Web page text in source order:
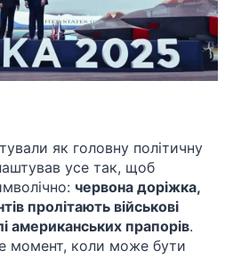
як головну політичну
усе так, щоб
червона доріжка,
пролітають військові
американських прапорів.
момент, коли може бути